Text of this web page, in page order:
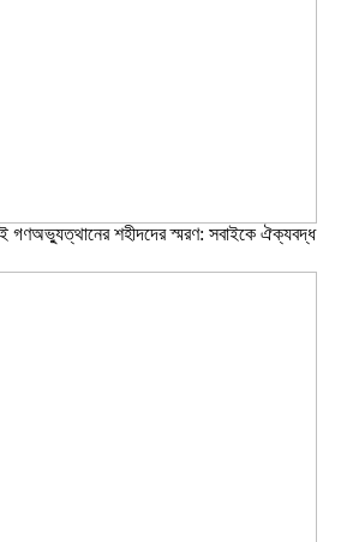
গণঅভ্যুত্থানের শহীদদের স্মরণ: সবাইকে ঐক্যবদ্ধ